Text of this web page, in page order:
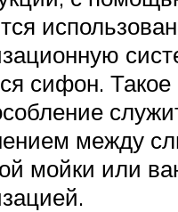
сифон. Такое
между
мойки или